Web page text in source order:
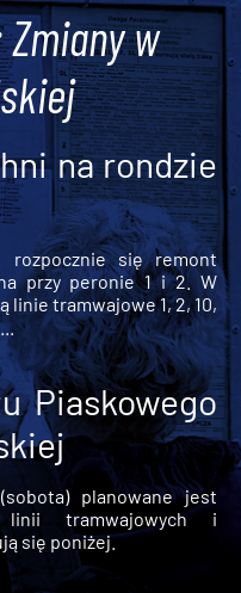
w
na rondzie
się remont
przy peronie 1 i 2. W
linie tramwajowe 1, 2, 10,
Piaskowego
planowane jest
linii tramwajowych i
się poniżej.